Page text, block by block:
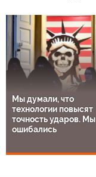
Мы думали, что
технологии повысят
точность ударов. Мы
ошибались